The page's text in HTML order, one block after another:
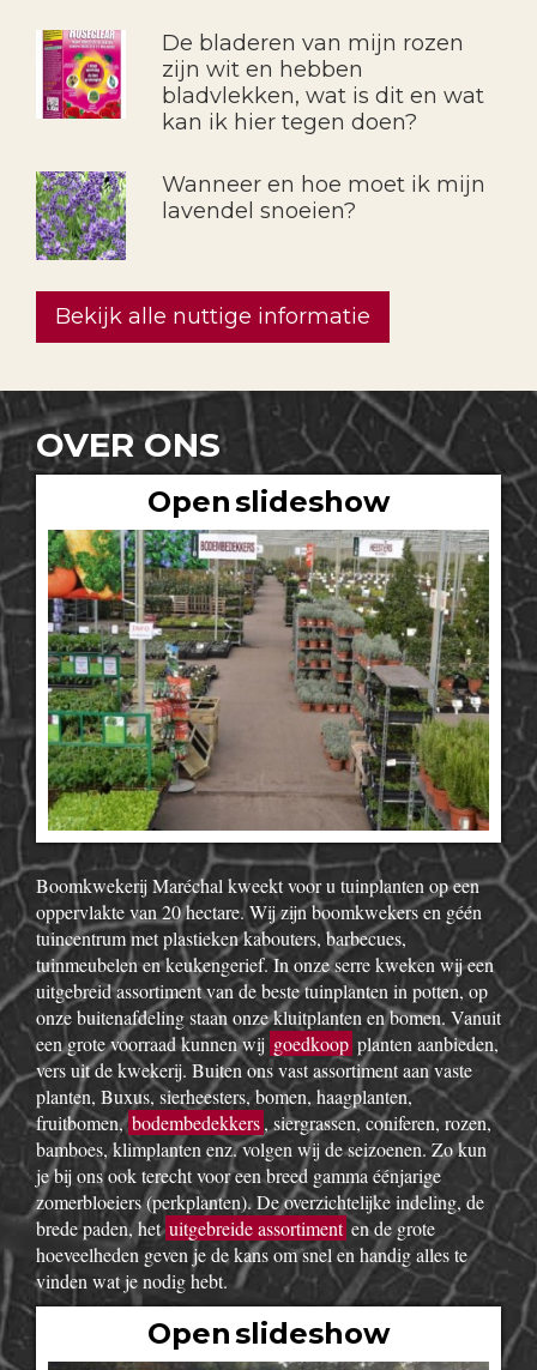
De bladeren van mijn rozen
zijn wit en hebben
bladvlekken, wat is dit en wat
kan ik hier tegen doen?
Wanneer en hoe moet ik mijn
lavendel snoeien?
Bekijk alle nuttige informatie
OVER ONS
Open slideshow
Boomkwekerij Maréchal kweekt voor u tuinplanten op een
oppervlakte van 20 hectare. Wij zijn boomkwekers en géén
tuincentrum met plastieken kabouters, barbecues,
tuinmeubelen en keukengerief. In onze serre kweken wij een
uitgebreid assortiment van de beste tuinplanten in potten, op
onze buitenafdeling staan onze kluitplanten en bomen. Vanuit
een grote voorraad kunnen wij goedkoop planten aanbieden,
vers uit de kwekerij. Buiten ons vast assortiment aan vaste
planten, Buxus, sierheesters, bomen, haagplanten,
fruitbomen,bodembedekkers, siergrassen, coniferen, rozen,
bamboes, klimplanten enz. volgen wij de seizoenen. Zo kun
je bij ons ook terecht voor een breed gamma éénjarige
zomerbloeiers (perkplanten). De overzichtelijke indeling, de
brede paden, hetuitgebreide assortiment en de grote
hoeveelheden geven je de kans om snel en handig alles te
vinden wat je nodig hebt.
Open slideshow